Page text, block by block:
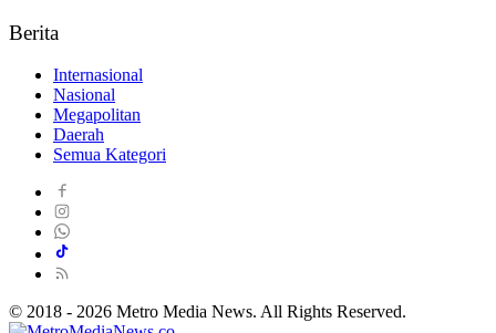
Berita
Internasional
Nasional
Megapolitan
Daerah
Semua Kategori
© 2018 - 2026 Metro Media News. All Rights Reserved.